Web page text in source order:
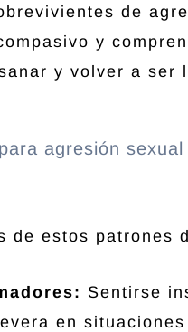
de
y
y volver a ser
de estos patrones
Sentirse
en